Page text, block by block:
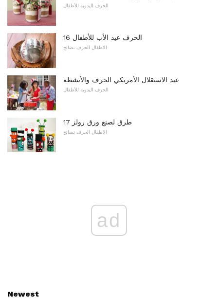
الحرف اليدوية للأطفال
16 الحرف عيد الأب للأطفال
الاطفال الحرف نصائح
عيد الاستقلال الأمريكي الحرف والأنشطة
الحرف اليدوية للأطفال
17 طرق لصنع ورق رولز
الاطفال الحرف نصائح
ad
Newest